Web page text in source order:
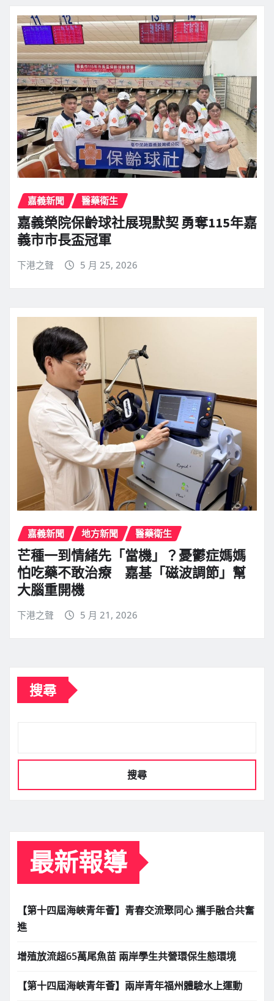
嘉義新聞 醫藥衛生
嘉義榮院保齡球社展現默契 勇奪115年嘉
義市市長盃冠軍
下港之聲 5 月 25, 2026
嘉義新聞 地方新聞 醫藥衛生
芒種一到情緒先「當機」？憂鬱症媽媽
怕吃藥不敢治療 嘉基「磁波調節」幫
大腦重開機
下港之聲 5 月 21, 2026
搜尋
搜尋
最新報導
【第十四屆海峽青年薈】青春交流聚同心 攜手融合共奮
進
增殖放流超65萬尾魚苗 兩岸學生共營環保生態環境
【第十四屆海峽青年薈】兩岸青年福州體驗水上運動